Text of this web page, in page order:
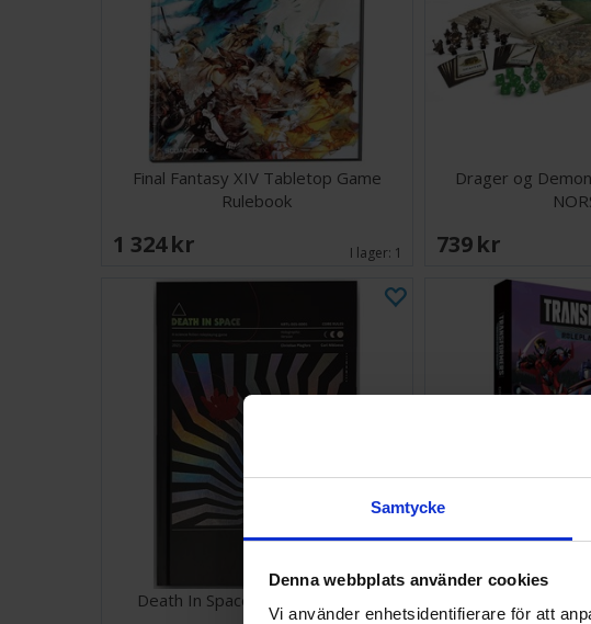
Samtycke
Denna webbplats använder cookies
Vi använder enhetsidentifierare för att
Final Fantasy XIV Tabletop Game
Rulebook
1 324 SEK I lager: 1
Drager og
739 SEK
Death In Space RPG Core Rules